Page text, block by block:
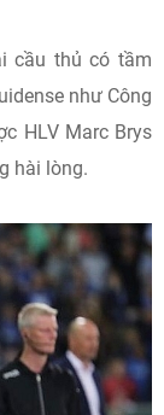
cầu thủ có tầm
như Công
HLV Marc Brys
hài lòng.